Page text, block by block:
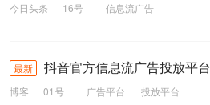
今日头条 16号 信息流广告
最新 抖音官方信息流广告投放平台
博客 01号 广告平台
投放平台